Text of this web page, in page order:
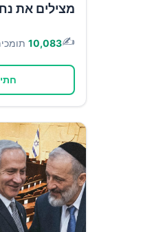
מצילים את
✍️
10,083